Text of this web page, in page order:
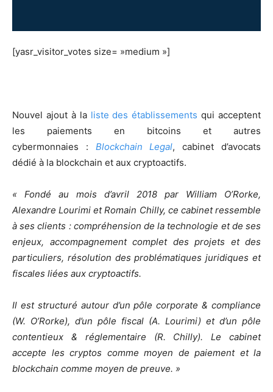
[yasr_visitor_votes size= »medium »]
Nouvel ajout à la liste des établissements qui acceptent
les paiements en bitcoins et autres
cybermonnaies : Blockchain Legal, cabinet d’avocats
dédié à la blockchain et aux cryptoactifs.
« Fondé au mois d’avril 2018 par William O’Rorke,
Alexandre Lourimi et Romain Chilly, ce cabinet ressemble
à ses clients : compréhension de la technologie et de ses
enjeux, accompagnement complet des projets et des
particuliers, résolution des problématiques juridiques et
fiscales liées aux cryptoactifs.
Il est structuré autour d’un pôle corporate & compliance
(W. O’Rorke), d’un pôle fiscal (A. Lourimi) et d’un pôle
contentieux & réglementaire (R. Chilly). Le cabinet
accepte les cryptos comme moyen de paiement et la
blockchain comme moyen de preuve. »